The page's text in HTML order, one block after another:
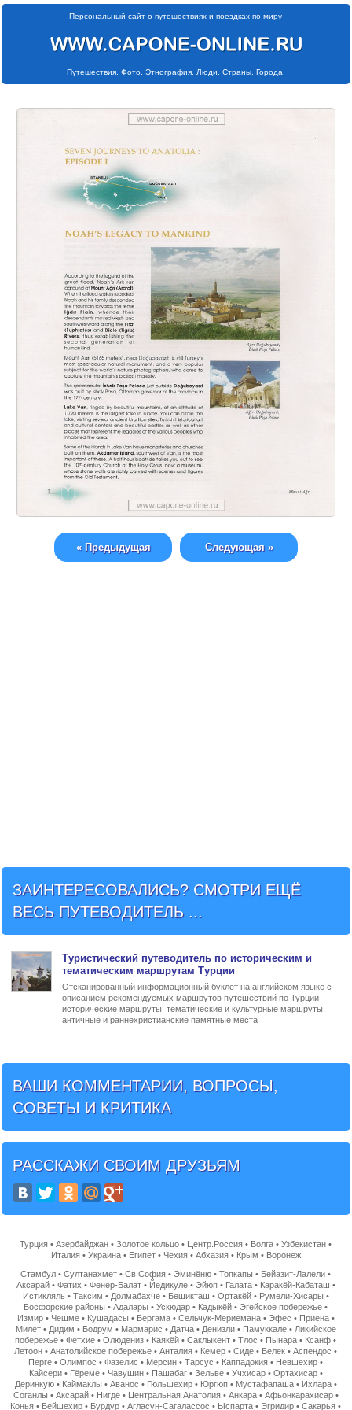
Персональный сайт о путешествиях и поездках по миру
Путешествия. Фото. Этнография. Люди. Страны. Города.
« Предыдущая Следующая »
ЗАИНТЕРЕСОВАЛИСЬ? СМОТРИ ЕЩЁ
ВЕСЬ ПУТЕВОДИТЕЛЬ ...
Туристический путеводитель по историческим и
тематическим маршрутам Турции
Отсканированный информационный буклет на английском языке с
описанием рекомендуемых маршрутов путешествий по Турции -
исторические маршруты, тематические и культурные маршруты,
античные и раннехристианские памятные места
ВАШИ КОММЕНТАРИИ, ВОПРОСЫ,
СОВЕТЫ И КРИТИКА
РАССКАЖИ СВОИМ ДРУЗЬЯМ
Турция •Азербайджан •Золотое кольцо • Центр.Россия • Волга •Узбекистан •
Италия• Украина• Египет• Чехия• Абхазия• Крым • Воронеж
Стамбул •Султанахмет •Св.София •Эминёню •Топкапы • Бейазит-Лалели •
Аксарай• Фатих • Фенер-Балат• Йедикуле• Эйюп• Галата• Каракёй-Кабаташ •
Истикляль• Таксим • Долмабахче• Бешикташ • Ортакёй• Румели-Хисары •
Босфорские районы •Адалары •Ускюдар • Кадыкёй •Эгейское побережье •
Измир• Чешме• Кушадасы • Бергама• Сельчук-Мериемана• Эфес • Приена•
Милет• Дидим • Бодрум • Мармарис • Датча• Денизли• Памуккале• Ликийское
побережье •Фетхие •Олюдениз • Каякёй •Саклыкент •Тлос • Пынара • Ксанф •
Летоон •Анатолийское побережье •Анталия • Кемер •Сиде • Белек •Аспендос •
Перге •Олимпос •Фазелис • Мерсин •Тарсус • Каппадокия • Невшехир •
Кайсери• Гёреме• Чавушин• Пашабаг• Зельве• Учхисар• Ортахисар•
Деринкую• Каймаклы • Аванос • Гюльшехир• Юргюп• Мустафапаша• Ихлара•
Соганлы • Аксарай• Нигде• Центральная Анатолия• Анкара• Афьонкарахисар•
Конья • Бейшехир • Бурдур •Агласун-Сагалассос • Ыспарта •Эгридир •Сакарья •